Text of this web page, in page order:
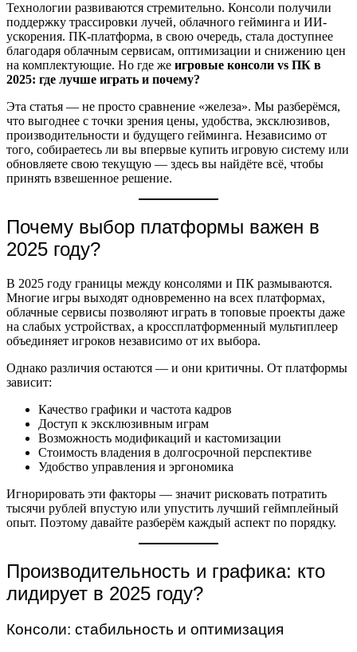
Технологии развиваются стремительно. Консоли получили
поддержку трассировки лучей, облачного гейминга и ИИ-
ускорения. ПК-платформа, в свою очередь, стала доступнее
благодаря облачным сервисам, оптимизации и снижению цен
на комплектующие. Но где же игровые консоли vs ПК в
2025: где лучше играть и почему?
Эта статья — не просто сравнение «железа». Мы разберёмся,
что выгоднее с точки зрения цены, удобства, эксклюзивов,
производительности и будущего гейминга. Независимо от
того, собираетесь ли вы впервые купить игровую систему или
обновляете свою текущую — здесь вы найдёте всё, чтобы
принять взвешенное решение.
Почему выбор платформы важен в
2025 году?
В 2025 году границы между консолями и ПК размываются.
Многие игры выходят одновременно на всех платформах,
облачные сервисы позволяют играть в топовые проекты даже
на слабых устройствах, а кроссплатформенный мультиплеер
объединяет игроков независимо от их выбора.
Однако различия остаются — и они критичны. От платформы
зависит:
Качество графики и частота кадров
Доступ к эксклюзивным играм
Возможность модификаций и кастомизации
Стоимость владения в долгосрочной перспективе
Удобство управления и эргономика
Игнорировать эти факторы — значит рисковать потратить
тысячи рублей впустую или упустить лучший геймплейный
опыт. Поэтому давайте разберём каждый аспект по порядку.
Производительность и графика: кто
лидирует в 2025 году?
Консоли: стабильность и оптимизация